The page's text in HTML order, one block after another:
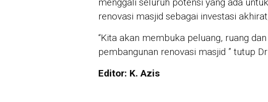
renovasi masjid sebagai investasi
“Kita akan membuka peluang, ruang
pembangunan renovasi masjid ” tutup
Editor: K. Azis